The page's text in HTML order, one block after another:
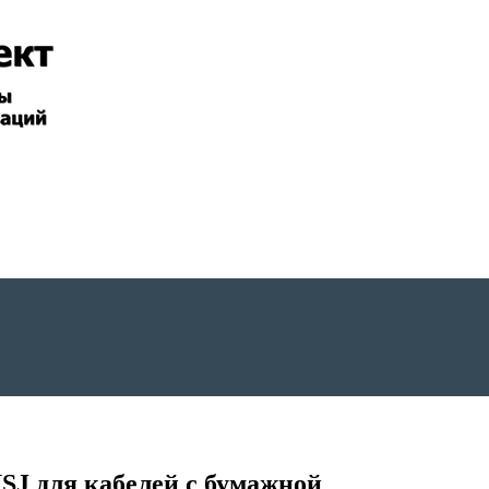
для кабелей с бумажной